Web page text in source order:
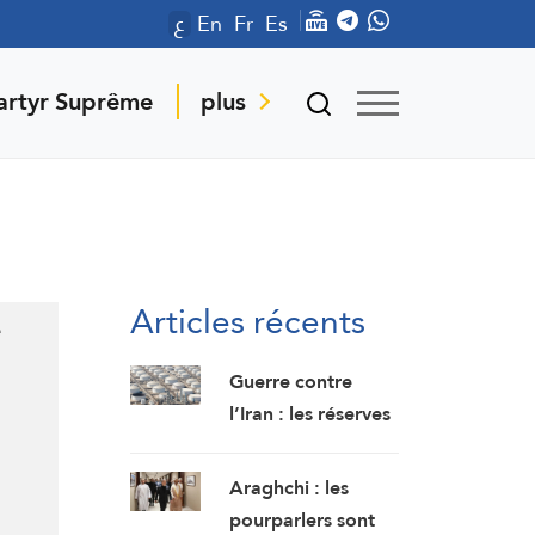
ع En Fr Es
Suprême plus
Articles récents
Guerre contre
l’Iran : les réserves
américaines de
pétrole chutent à
Araghchi : les
pourparlers sont